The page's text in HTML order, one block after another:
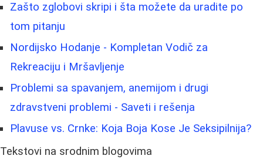
Zašto zglobovi skripi i šta možete da uradite po
tom pitanju
Nordijsko Hodanje - Kompletan Vodič za
Rekreaciju i Mršavljenje
Problemi sa spavanjem, anemijom i drugi
zdravstveni problemi - Saveti i rešenja
Plavuse vs. Crnke: Koja Boja Kose Je Seksipilnija?
Tekstovi na srodnim blogovima